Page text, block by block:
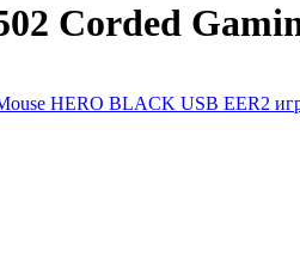
Corded